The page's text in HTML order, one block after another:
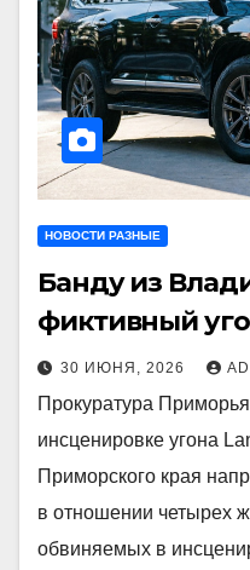
НОВОСТИ РАЗНЫЕ
Банду из
фиктивный
30 ИЮНЯ, 2026
Прокуратура
инсценировке угона
Приморского края
в отношении четырех
обвиняемых в